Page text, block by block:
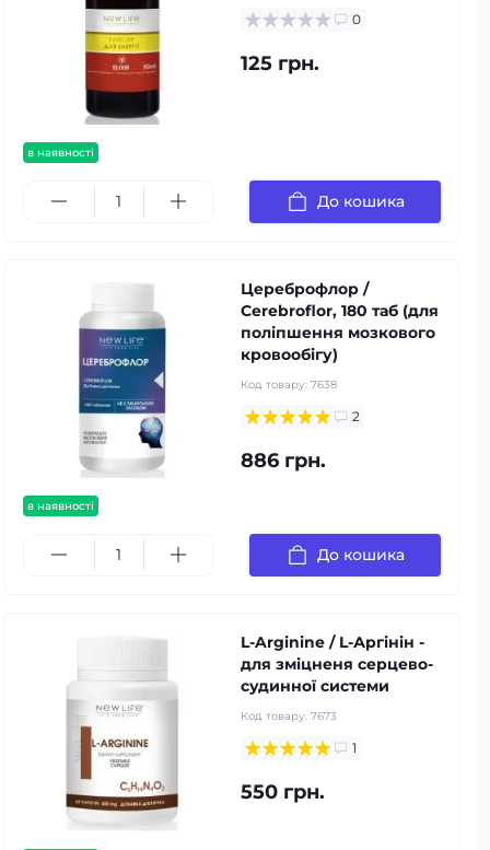
в наявності
0
125 грн.
До кошика
в наявності
Цереброфлор /
Cerebroflor, 180 таб (для
поліпшення мозкового
кровообігу)
Код товару: 7638
2
886 грн.
До кошика
L-Arginine / L-Аргінін -
для зміцненя серцево-
судинної системи
Код товару: 7673
1
550 грн.